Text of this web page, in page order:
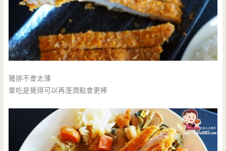
豬排不會太薄
單吃是覺得可以再溼潤點會更棒